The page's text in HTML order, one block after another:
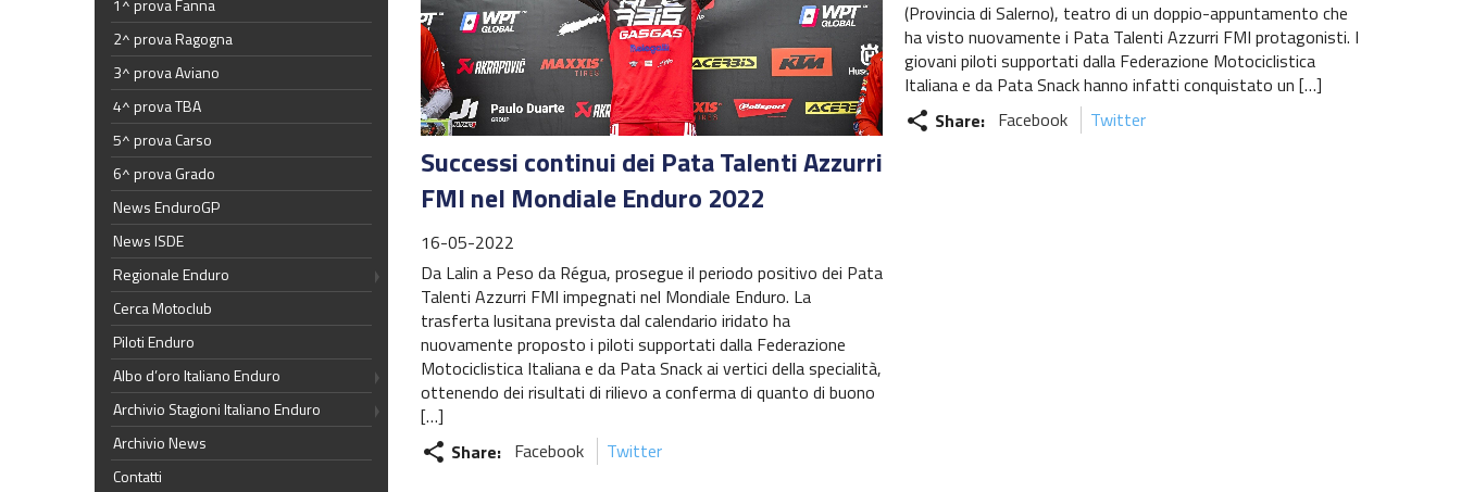
Successi continui dei Pata Talenti Azzurri
FMI nel Mondiale Enduro 2022
16-05-2022
Da Lalin a Peso da Régua, prosegue il periodo positivo dei Pata
Talenti Azzurri FMI impegnati nel Mondiale Enduro. La
trasferta lusitana prevista dal calendario iridato ha
nuovamente proposto i piloti supportati dalla Federazione
Motociclistica Italiana e da Pata Snack ai vertici della specialità,
ottenendo dei risultati di rilievo a conferma di quanto di buono
[…]
share Share: Facebook Twitter
(Provincia di Salerno), teatro di un doppio-appuntamento che
ha visto nuovamente i Pata Talenti Azzurri FMI protagonisti. I
giovani piloti supportati dalla Federazione Motociclistica
Italiana e da Pata Snack hanno infatti conquistato un […]
share Share: Facebook Twitter
1^ prova Fanna
2^ prova Ragogna
3^ prova Aviano
4^ prova TBA
5^ prova Carso
6^ prova Grado
News EnduroGP
News ISDE
Regionale Enduro
Cerca Motoclub
Piloti Enduro
Albo d’oro Italiano Enduro
Archivio Stagioni Italiano Enduro
Archivio News
Contatti